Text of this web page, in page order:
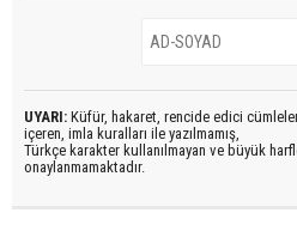
UYARI: Küfür, hakaret, rencide edici
içeren, imla kuralları ile yazılmamış,
Türkçe karakter kullanılmayan ve büyük
onaylanmamaktadır.